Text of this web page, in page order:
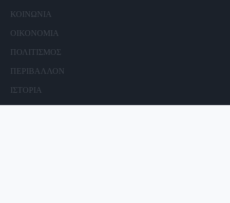
ΚΟΙΝΩΝΙΑ
ΟΙΚΟΝΟΜΙΑ
ΠΟΛΙΤΙΣΜΟΣ
ΠΕΡΙΒΑΛΛΟΝ
ΙΣΤΟΡΙΑ